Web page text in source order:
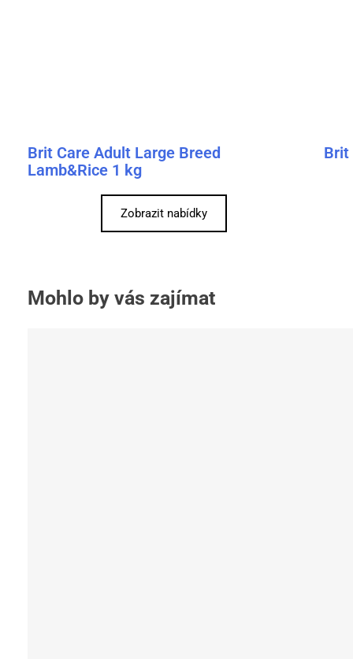
Brit Care Adult Large Breed
Lamb&Rice 1 kg
Zobrazit nabídky
Brit
Mohlo by vás zajímat